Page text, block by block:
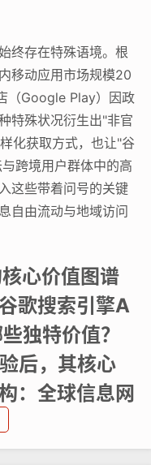
终存在特殊语境。根
移动应用市场规模20
（Google Play）因政
特殊状况衍生出"非官
化获取方式，也让"谷
跨境用户群体中的高
这些带着问号的关键
自由流动与地域访问
心价值图谱
歌搜索引擎A
独特价值？
后，其核心
：全球信息网
智能搜索进
合。